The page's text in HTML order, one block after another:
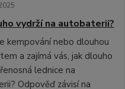
vydrží na autobaterii?
kempování nebo dlouhou
a zajímá vás, jak dlouho
lednice na
Odpověď závisí na